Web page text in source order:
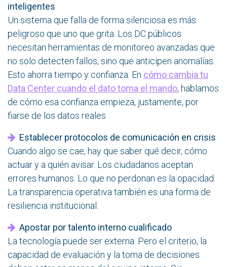
inteligentes
Un sistema que falla de forma silenciosa es más
peligroso que uno que grita. Los DC públicos
necesitan herramientas de monitoreo avanzadas que
no solo detecten fallos, sino que anticipen anomalías.
Esto ahorra tiempo y confianza. En cómo cambia tu
Data Center cuando el dato toma el mando, hablamos
de cómo esa confianza empieza, justamente, por
fiarse de los datos reales
Establecer protocolos de comunicación en crisis
Cuando algo se cae, hay que saber qué decir, cómo
actuar y a quién avisar. Los ciudadanos aceptan
errores humanos. Lo que no perdonan es la opacidad.
La transparencia operativa también es una forma de
resiliencia institucional.
Apostar por talento interno cualificado
La tecnología puede ser externa. Pero el criterio, la
capacidad de evaluación y la toma de decisiones